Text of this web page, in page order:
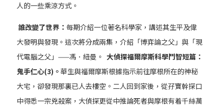
人的一些乘涼方式。
誰改變了世界： 每期介紹一位著名科學家，講述其生平及偉
大發明與發現。這次將分成兩集，介紹「博弈論之父」與「現
代電腦之父」——馮．紐曼。 大偵探福爾摩斯科學鬥智短篇：
鬼手仁心(3)。 華生與福爾摩斯根據指示前往摩根所在的神秘
大宅，卻發現那裏已人去樓空。二人回到家後，從孖寶幹探口
中得悉一宗兇殺案，大偵探更從中推論死者與摩根有着千絲萬